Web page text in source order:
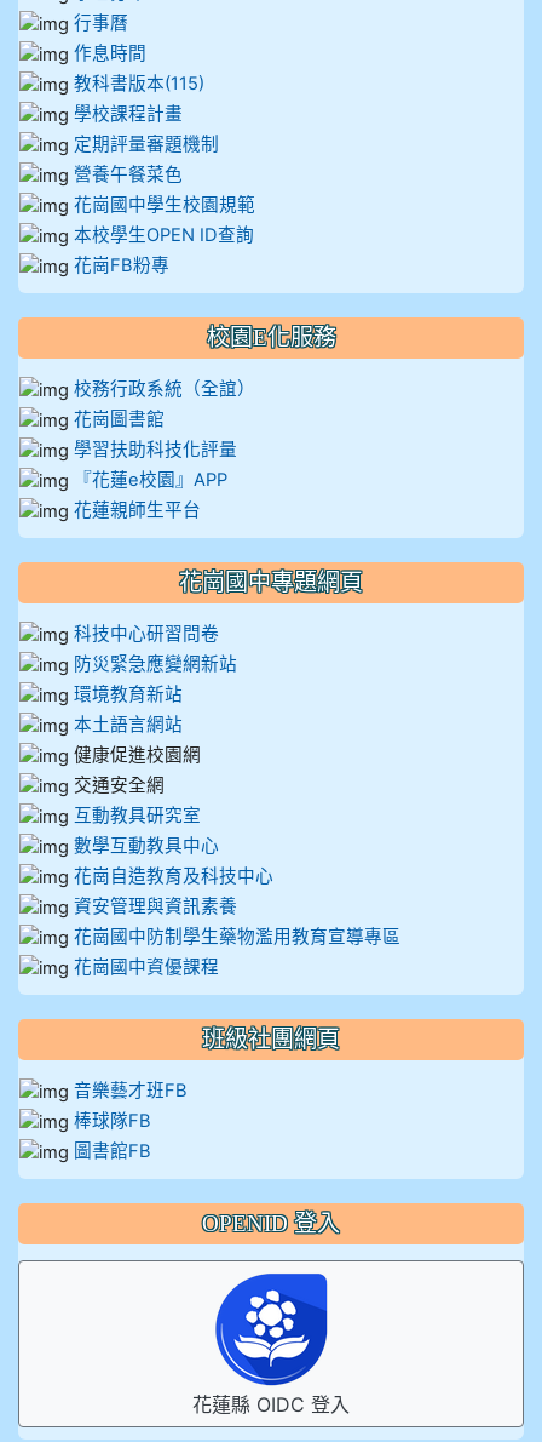
行事曆
作息時間
教科書版本(115)
學校課程計畫
定期評量審題機制
營養午餐菜色
花崗國中學生校園規範
本校學生OPEN ID查詢
花崗FB粉專
校園E化服務
校務行政系統（全誼）
花崗圖書館
學習扶助科技化評量
『花蓮e校園』APP
花蓮親師生平台
花崗國中專題網頁
科技中心研習問卷
防災緊急應變網新站
環境教育新站
本土語言網站
健康促進校園網
交通安全網
互動教具研究室
數學互動教具中心
花崗自造教育及科技中心
資安管理與資訊素養
花崗國中防制學生藥物濫用教育宣導專區
花崗國中資優課程
班級社團網頁
音樂藝才班FB
棒球隊FB
圖書館FB
OPENID 登入
花蓮縣 OIDC 登入